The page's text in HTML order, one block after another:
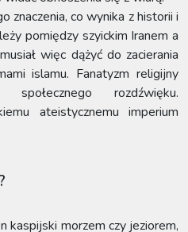
znaczenia, co wynika z historii i
pomiędzy szyickim Iranem a
więc dążyć do zacierania
islamu. Fanatyzm religijny
rozdźwięku.
ateistycznemu imperium
kaspijski morzem czy jeziorem,